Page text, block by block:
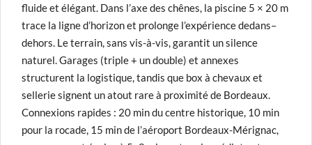
fluide et élégant. Dans l’axe des chênes, la piscine 5 × 20 m
trace la ligne d’horizon et prolonge l’expérience dedans–
dehors. Le terrain, sans vis-à-vis, garantit un silence
naturel. Garages (triple + un double) et annexes
structurent la logistique, tandis que box à chevaux et
sellerie signent un atout rare à proximité de Bordeaux.
Connexions rapides : 20 min du centre historique, 10 min
pour la rocade, 15 min de l’aéroport Bordeaux-Mérignac,